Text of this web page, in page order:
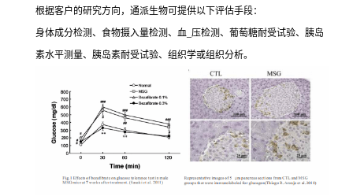
根据客户的研究方向，通派生物可提供以下评估手段：
身体成分检测、食物摄入量检测、血_压检测、葡萄糖耐受试验、胰岛
素水平测量、胰岛素耐受试验、组织学或组织分析。